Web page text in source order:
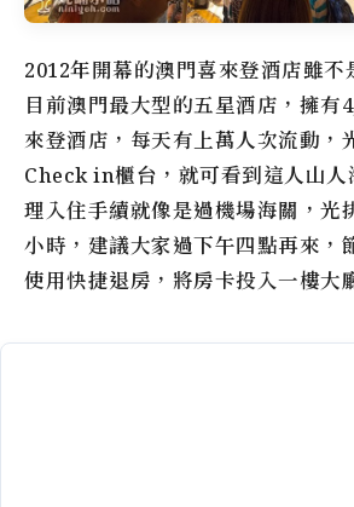
2012年開幕的澳門喜來登酒店雖不
目前澳門最大型的五星酒店，擁有
來登酒店，每天有上萬人次流動，
Check in櫃台，就可看到這人山人
理入住手續就像是過機場海關，光
小時，建議大家過下午四點再來，
使用快捷退房，將房卡投入一樓大